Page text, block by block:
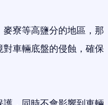
寮等高鹽分的地區，那
車輛底盤的侵蝕，確保